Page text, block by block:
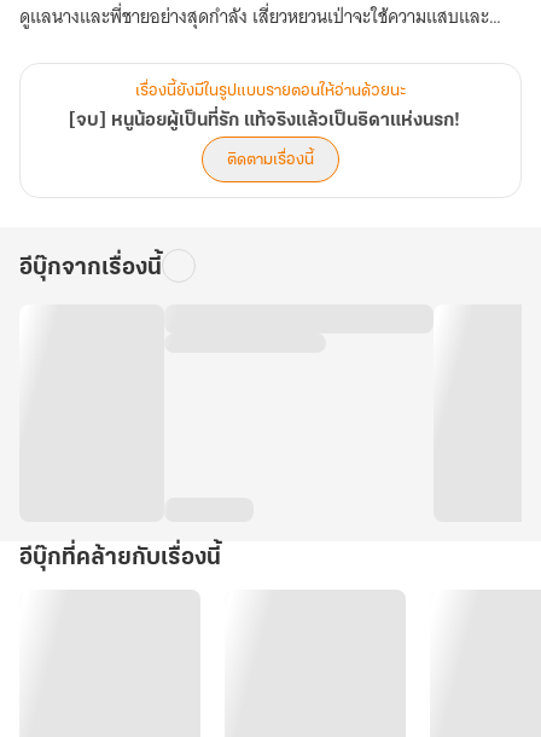
ดูแลนางและพี่ชายอย่างสุดกำลัง เสี่ยวหยวนเป่าจะใช้ความแสบและ
ปกป้องทุกคนจากสิ่งชั่วร้ายที่คืบคลานเข้ามา...
เรื่องนี้ยังมีในรูปแบบรายตอนให้อ่านด้วยนะ
[จบ] หนูน้อยผู้เป็นที่รัก แท้จริงแล้วเป็นธิดาแห่งนรก!
ติดตามเรื่องนี้
อีบุ๊กจากเรื่องนี้
อีบุ๊กที่คล้ายกับเรื่องนี้